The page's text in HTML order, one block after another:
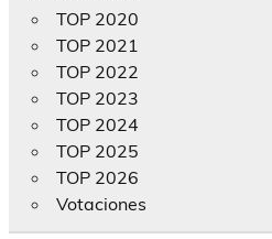
TOP 2020
TOP 2021
TOP 2022
TOP 2023
TOP 2024
TOP 2025
TOP 2026
Votaciones